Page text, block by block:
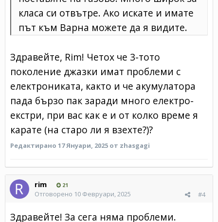
класа си отвътре. Ако искате и имате
път към Варна можете да я видите.
Здравейте, Rim! Четох че 3-тото
поколение джазки имат проблеми с
електрониката, както и че акумулатора
пада бързо пак заради много електро-
екстри, при вас как е и от колко време я
карате (на старо ли я взехте?)?
Редактирано 17 Януари, 2025 от zhasgagi
rim 21
#4
Отговорено 10 Февруари, 2025
Здравейте! За сега няма проблеми.